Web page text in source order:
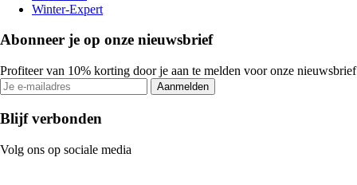
Winter-Expert
Abonneer je op onze nieuwsbrief
Profiteer van 10% korting door je aan te melden voor onze nieuwsbrief
Aanmelden
Blijf verbonden
Volg ons op sociale media